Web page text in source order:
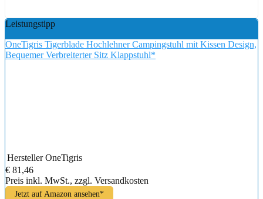
Leistungstipp
OneTigris Tigerblade Hochlehner Campingstuhl mit Kissen Design,
Bequemer Verbreiterter Sitz Klappstuhl*
Hersteller OneTigris
€ 81,46
Preis inkl. MwSt., zzgl. Versandkosten
Jetzt auf Amazon ansehen*